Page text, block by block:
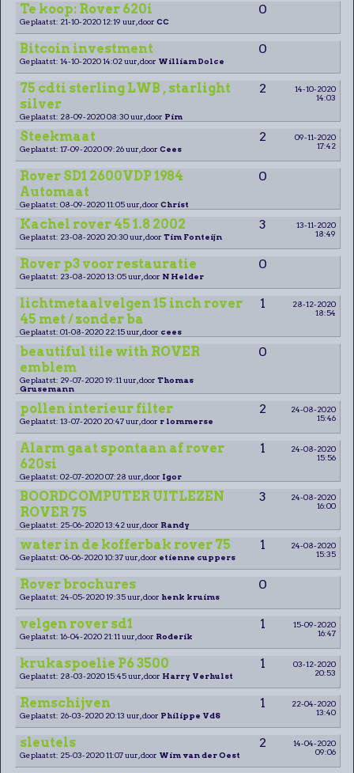
Te koop: Rover 620i 0
Geplaatst: 21-10-2020 12:19 uur, door CC
Bitcoin investment 0
Geplaatst: 14-10-2020 14:02 uur, door William Dolce
75 cdti sterling LWB , starlight
silver
2
14-10-2020
14:03
Geplaatst: 28-09-2020 08:30 uur, door Pim
Steekmaat 2
09-11-2020
17:42
Geplaatst: 17-09-2020 09:26 uur, door Cees
Rover SD1 2600VDP 1984
Automaat
0
Geplaatst: 08-09-2020 11:05 uur, door Christ
Kachel rover 45 1.8 2002 3
13-11-2020
18:49
Geplaatst: 23-08-2020 20:30 uur, door Tim Fonteijn
Rover p3 voor restauratie 0
Geplaatst: 23-08-2020 13:05 uur, door N Helder
lichtmetaalvelgen 15 inch rover
45 met / zonder ba
1
28-12-2020
18:54
Geplaatst: 01-08-2020 22:15 uur, door cees
beautiful tile with ROVER
emblem
0
Geplaatst: 29-07-2020 19:11 uur, door Thomas
Grusemann
pollen interieur filter 2
24-08-2020
15:46
Geplaatst: 13-07-2020 20:47 uur, door r lommerse
Alarm gaat spontaan af rover
620si
1
24-08-2020
15:56
Geplaatst: 02-07-2020 07:28 uur, door Igor
BOORDCOMPUTER UITLEZEN
ROVER 75
3
24-08-2020
16:00
Geplaatst: 25-06-2020 13:42 uur, door Randy
water in de kofferbak rover 75 1
24-08-2020
15:35
Geplaatst: 06-06-2020 10:37 uur, door etienne cuppers
Rover brochures 0
Geplaatst: 24-05-2020 19:35 uur, door henk kruims
velgen rover sd1 1
15-09-2020
16:47
Geplaatst: 16-04-2020 21:11 uur, door Roderik
krukaspoelie P6 3500 1
03-12-2020
20:53
Geplaatst: 28-03-2020 15:45 uur, door Harry Verhulst
Remschijven 1
22-04-2020
13:40
Geplaatst: 26-03-2020 20:13 uur, door Philippe VdS
sleutels 2
14-04-2020
09:06
Geplaatst: 25-03-2020 11:07 uur, door Wim van der Oest